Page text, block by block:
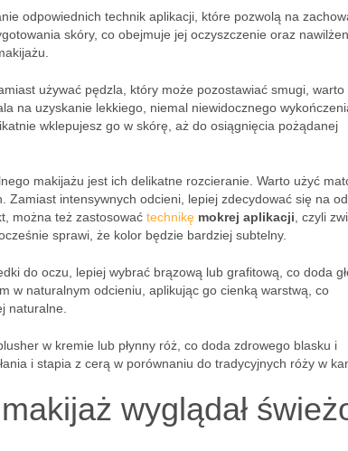
odpowiednich technik aplikacji, które pozwolą na
skóry, co obejmuje jej oczyszczenie oraz
używać pędzla, który może pozostawiać smugi, warto
na uzyskanie lekkiego, niemal niewidocznego
wklepujesz go w skórę, aż do osiągnięcia pożądanej
makijażu jest ich delikatne rozcieranie. Warto użyć
Zamiast intensywnych odcieni, lepiej zdecydować się na
można też zastosować technikę mokrej aplikacji , czyli
sprawi, że kolor będzie bardziej subtelny.
do oczu, lepiej wybrać brązową lub grafitową, co doda
w naturalnym odcieniu, aplikując go cienką warstwą, co
naturalne.
w kremie lub płynny róż, co doda zdrowego blasku i
i stapia z cerą w porównaniu do tradycyjnych róży w
wyglądał